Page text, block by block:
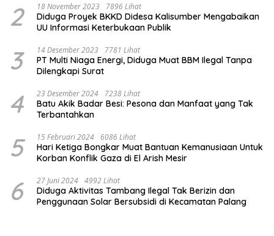
2 18 November 2023 7896 Lihat
Diduga Proyek BKKD Didesa Kalisumber Mengabaikan
UU Informasi Keterbukaan Publik
3 14 Desember 2023 7781 Lihat
PT Multi Niaga Energi, Diduga Muat BBM Ilegal Tanpa
Dilengkapi Surat
4 23 Desember 2024 7238 Lihat
Batu Akik Badar Besi: Pesona dan Manfaat yang Tak
Terbantahkan
5 15 Februari 2024 6086 Lihat
Hari Ketiga Bongkar Muat Bantuan Kemanusiaan Untuk
Korban Konflik Gaza di El Arish Mesir
6 27 Juni 2024 4992 Lihat
Diduga Aktivitas Tambang Ilegal Tak Berizin dan
Penggunaan Solar Bersubsidi di Kecamatan Palang